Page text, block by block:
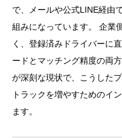
で、メールや公式LINE経由
組みになっています。 企業
く、登録済みドライバーに
ードとマッチング精度の両
が深刻な現状で、こうした
トラックを増やすためのイ
ます。